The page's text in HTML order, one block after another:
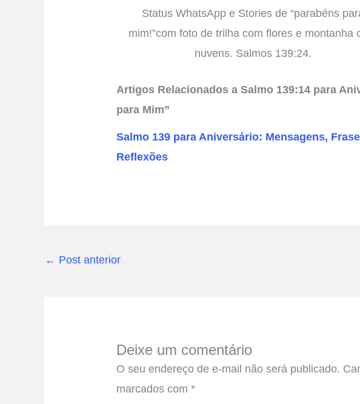
Status WhatsApp e Stories de “parabéns
mim!”com foto de trilha com flores e montanha
nuvens. Salmos 139:24.
Artigos Relacionados a Salmo 139:14 para
para Mim”
Salmo 139 para Aniversário: Mensagens,
Reflexões
← Post anterior
Deixe um comentário
O seu endereço de e-mail não será publicado.
marcados com*